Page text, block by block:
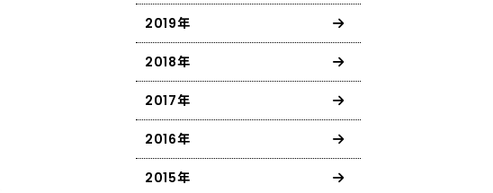
2019年
2018年
2017年
2016年
2015年